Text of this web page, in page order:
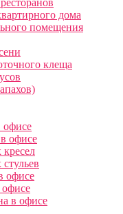
дома
помещения
клеща
офисе
офисе
офисе
в офисе